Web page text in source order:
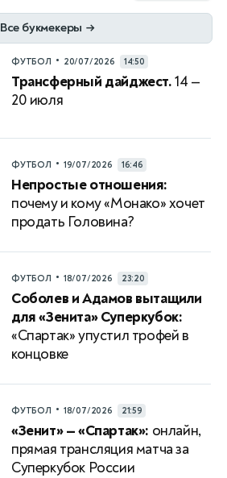
Все букмекеры →
ФУТБОЛ • 20/07/2026 14:50
Трансферный дайджест.14 —
20 июля
ФУТБОЛ • 19/07/2026 16:46
Непростые отношения:
почему и кому «Монако» хочет
продать Головина?
ФУТБОЛ • 18/07/2026 23:20
Соболев и Адамов вытащили
для «Зенита» Суперкубок:
«Спартак» упустил трофей в
концовке
ФУТБОЛ • 18/07/2026 21:59
«Зенит» — «Спартак»: онлайн,
прямая трансляция матча за
Суперкубок России